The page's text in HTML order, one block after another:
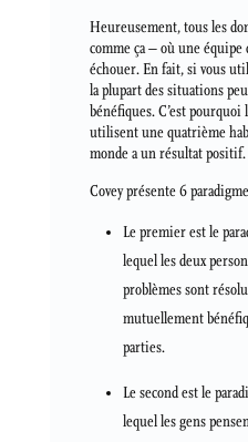
Heureusement, tous les
comme ça – où une
échouer. En fait, si vous
la plupart des situations
bénéfiques. C’est pourquoi
utilisent une quatrième
monde a un résultat positif.
Covey présente 6
Le premier est le
lequel les deux
problèmes sont
mutuellement
parties.
Le second est le
lequel les gens